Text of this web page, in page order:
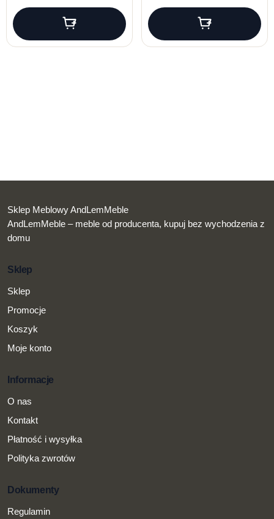
Sklep Meblowy AndLemMeble
AndLemMeble – meble od producenta, kupuj bez wychodzenia z
domu
Sklep
Sklep
Promocje
Koszyk
Moje konto
Informacje
O nas
Kontakt
Płatność i wysyłka
Polityka zwrotów
Dokumenty
Regulamin